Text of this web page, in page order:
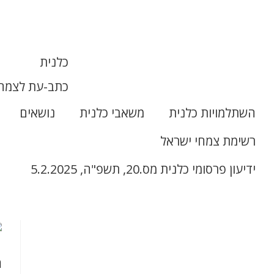
כלנית
כתב-עת
השתלמויות כלנית
משאבי כלנית
נושאים
רשימת צמחי ישראל
ידיעון פרסומי כלנית מס.20, תשפ"ה, 5.2.2025